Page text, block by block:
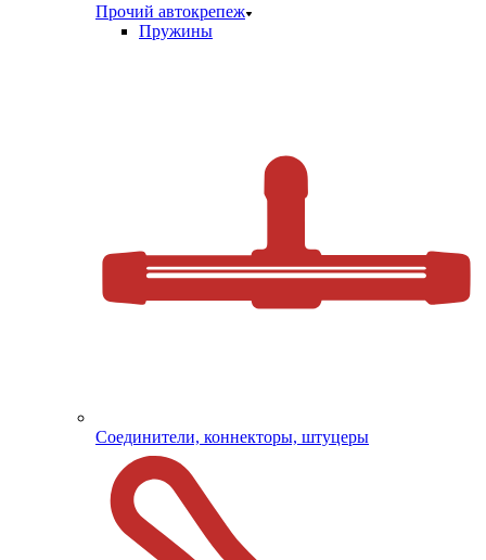
Прочий автокрепеж
Пружины
Соединители, коннекторы, штуцеры